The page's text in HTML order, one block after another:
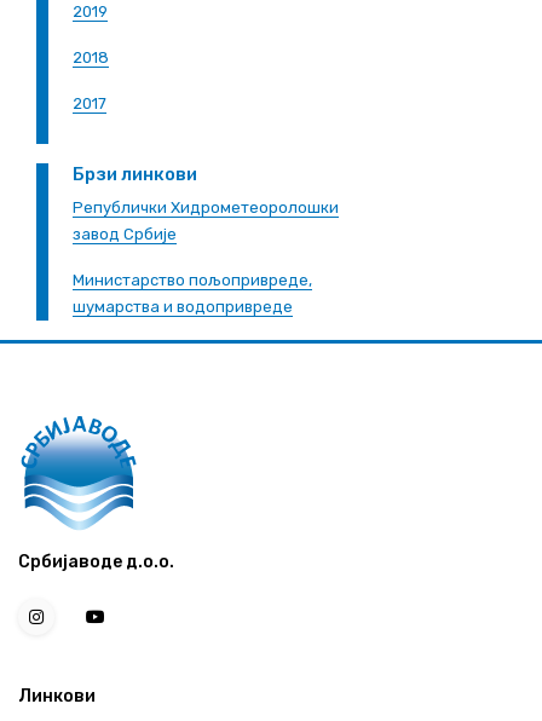
2019
2018
2017
Брзи линкови
Републички Хидрометеоролошки
завод Србије
Министарство пољопривреде,
шумарства и водопривреде
Србијаводе д.о.о.
Линкови